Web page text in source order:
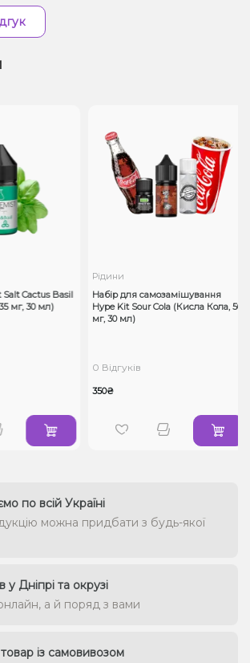
Cactus Basil
мг, 30 мл)
Рідини
Набір для самозамішування
Hype Kit Sour Cola (Кисла Кола, 50
мг, 30 мл)
0 Відгуків
350₴
по всій Україні
можна придбати з будь-якої
у Дніпрі та окрузі
а й поряд з вами
із самовивозом